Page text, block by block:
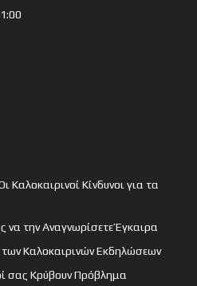
Καλοκαιρινοί Κίνδυνοι για τα
να την Αναγνωρίσετε Έγκαιρα
Καλοκαιρινών Εκδηλώσεων
σας Κρύβουν Πρόβλημα